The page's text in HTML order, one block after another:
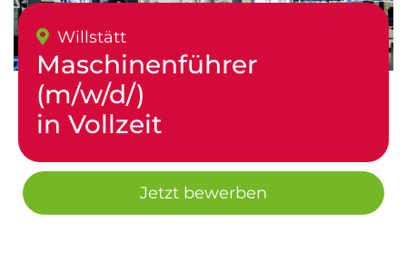
Willstätt
Maschinenführer
(m/w/d/)
in Vollzeit
Jetzt bewerben